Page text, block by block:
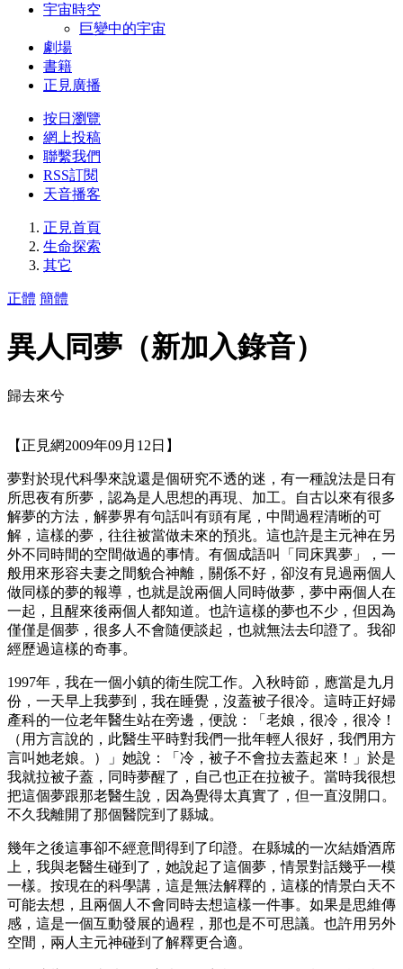
宇宙時空
巨變中的宇宙
劇場
書籍
正見廣播
按日瀏覽
網上投稿
聯繫我們
RSS訂閱
天音播客
正見首頁
生命探索
其它
正體 簡體
異人同夢（新加入錄音）
歸去來兮
【正見網2009年09月12日】
夢對於現代科學來說還是個研究不透的迷，有一種說法是日有
所思夜有所夢，認為是人思想的再現、加工。自古以來有很多
解夢的方法，解夢界有句話叫有頭有尾，中間過程清晰的可
解，這樣的夢，往往被當做未來的預兆。這也許是主元神在另
外不同時間的空間做過的事情。有個成語叫「同床異夢」，一
般用來形容夫妻之間貌合神離，關係不好，卻沒有見過兩個人
做同樣的夢的報導，也就是說兩個人同時做夢，夢中兩個人在
一起，且醒來後兩個人都知道。也許這樣的夢也不少，但因為
僅僅是個夢，很多人不會隨便談起，也就無法去印證了。我卻
經歷過這樣的奇事。
1997年，我在一個小鎮的衛生院工作。入秋時節，應當是九月
份，一天早上我夢到，我在睡覺，沒蓋被子很冷。這時正好婦
產科的一位老年醫生站在旁邊，便說：「老娘，很冷，很冷！
（用方言說的，此醫生平時對我們一批年輕人很好，我們用方
言叫她老娘。）」她說：「冷，被子不會拉去蓋起來！」於是
我就拉被子蓋，同時夢醒了，自己也正在拉被子。當時我很想
把這個夢跟那老醫生說，因為覺得太真實了，但一直沒開口。
不久我離開了那個醫院到了縣城。
幾年之後這事卻不經意間得到了印證。在縣城的一次結婚酒席
上，我與老醫生碰到了，她說起了這個夢，情景對話幾乎一模
一樣。按現在的科學講，這是無法解釋的，這樣的情景白天不
可能去想，且兩個人不會同時去想這樣一件事。如果是思維傳
感，這是一個互動發展的過程，那也是不可思議。也許用另外
空間，兩人主元神碰到了解釋更合適。